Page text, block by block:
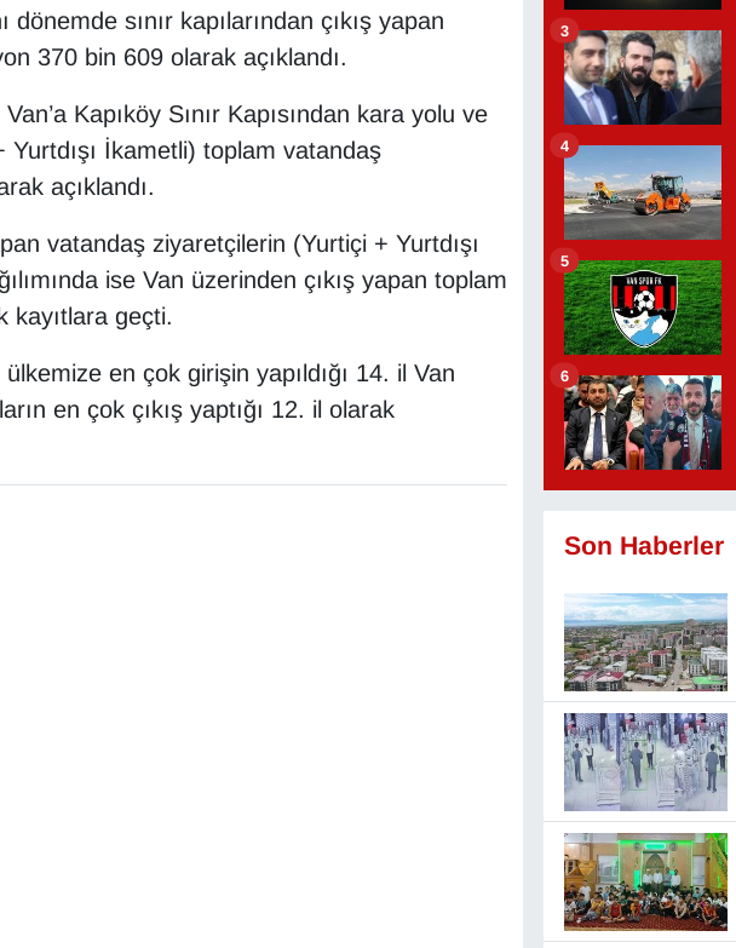
sınır kapılarından çıkış yapan
370 bin 609 olarak açıklandı.
Kapıköy Sınır Kapısından kara yolu ve
İkametli) toplam vatandaş
açıklandı.
vatandaş ziyaretçilerin (Yurtiçi + Yurtdışı
ise Van üzerinden çıkış yapan toplam
kayıtlara geçti.
en çok girişin yapıldığı 14. il Van
en çok çıkış yaptığı 12. il olarak
3
4
5
6
Son Haberler